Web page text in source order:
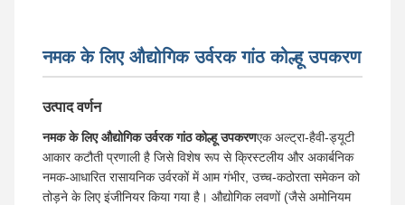
नमक के लिए औद्योगिक उर्वरक गांठ कोल्हू उपकरण
उत्पाद वर्णन
नमक के लिए औद्योगिक उर्वरक गांठ कोल्हू उपकरणएक अल्ट्रा-हैवी-ड्यूटी
आकार कटौती प्रणाली है जिसे विशेष रूप से क्रिस्टलीय और अकार्बनिक
नमक-आधारित रासायनिक उर्वरकों में आम गंभीर, उच्च-कठोरता समेकन को
तोड़ने के लिए इंजीनियर किया गया है। औद्योगिक लवणों (जैसे अमोनियम